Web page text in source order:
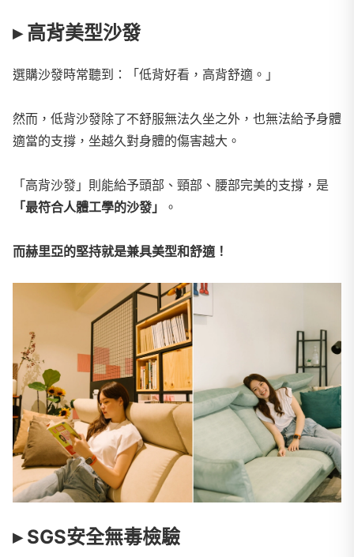
▸ 高背美型沙發
選購沙發時常聽到：「低背好看，高背舒適。」
然而，低背沙發除了不舒服無法久坐之外，也無法給予身體
適當的支撐，坐越久對身體的傷害越大。
「高背沙發」則能給予頭部、頸部、腰部完美的支撐，是
「最符合人體工學的沙發」
。
而赫里亞的堅持就是兼具美型和舒適！
▸ SGS安全無毒檢驗